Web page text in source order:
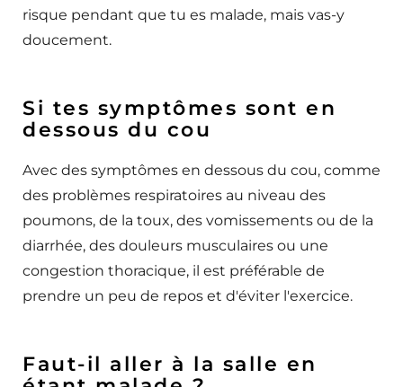
risque pendant que tu es malade, mais vas-y
doucement.
Si tes symptômes sont en
dessous du cou
Avec des symptômes en dessous du cou, comme
des problèmes respiratoires au niveau des
poumons, de la toux, des vomissements ou de la
diarrhée, des douleurs musculaires ou une
congestion thoracique, il est préférable de
prendre un peu de repos et d'éviter l'exercice.
Faut-il aller à la salle en